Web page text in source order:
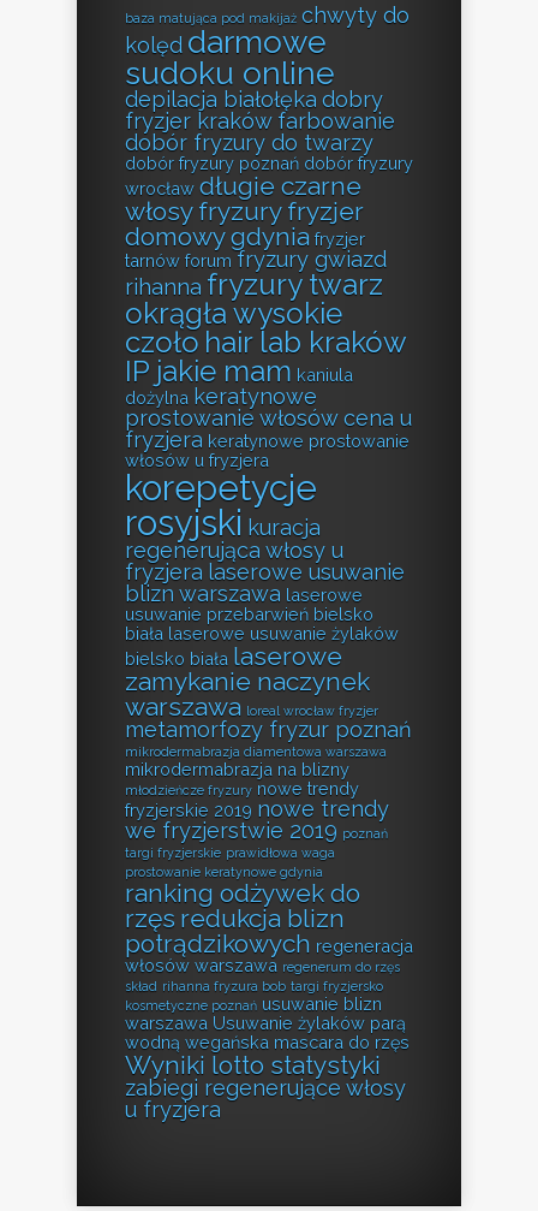
baza matująca pod makijaż chwyty do
kolęd darmowe
sudoku online
depilacja białołęka dobry
fryzjer kraków farbowanie
dobór fryzury do twarzy
dobór fryzury poznań dobór fryzury
wrocław długie czarne
włosy fryzury fryzjer
domowy gdynia fryzjer
tarnów forum fryzury gwiazd
rihanna fryzury twarz
okrągła wysokie
czoło hair lab kraków
IP jakie mam kaniula
dożylna keratynowe
prostowanie włosów cena u
fryzjera keratynowe prostowanie
włosów u fryzjera
korepetycje
rosyjski kuracja
regenerująca włosy u
fryzjera laserowe usuwanie
blizn warszawa laserowe
usuwanie przebarwień bielsko
biała laserowe usuwanie żylaków
bielsko biała laserowe
zamykanie naczynek
warszawa loreal wrocław fryzjer
metamorfozy fryzur poznań
mikrodermabrazja diamentowa warszawa
mikrodermabrazja na blizny
młodzieńcze fryzury nowe trendy
fryzjerskie 2019 nowe trendy
we fryzjerstwie 2019 poznań
targi fryzjerskie prawidłowa waga
prostowanie keratynowe gdynia
ranking odżywek do
rzęs redukcja blizn
potrądzikowych regeneracja
włosów warszawa regenerum do rzęs
skład rihanna fryzura bob targi fryzjersko
kosmetyczne poznań usuwanie blizn
warszawa Usuwanie żylaków parą
wodną wegańska mascara do rzęs
Wyniki lotto statystyki
zabiegi regenerujące włosy
u fryzjera